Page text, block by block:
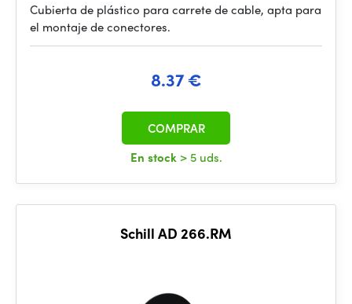
Cubierta de plástico para carrete de cable, apta para
el montaje de conectores.
8.37 €
En stock > 5 uds.
COMPRAR
Schill AD 266.RM